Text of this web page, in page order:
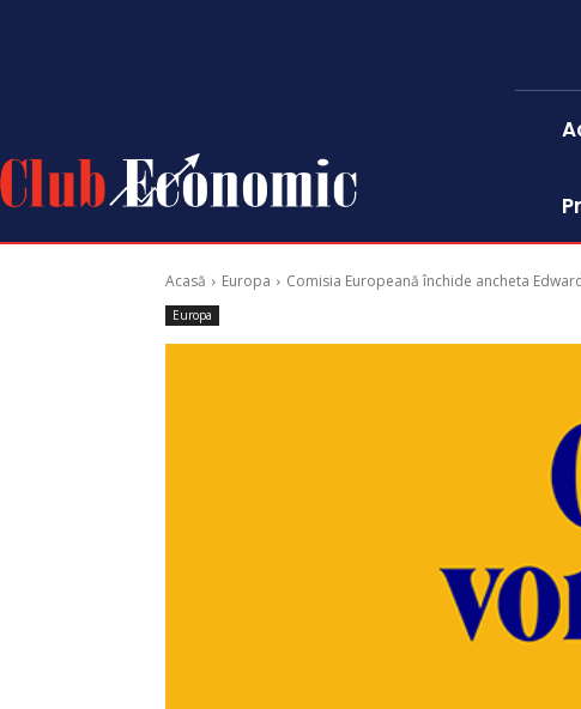
Acasă Europa Comisia Europeană închide ancheta
Europa